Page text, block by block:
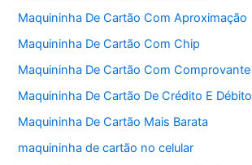
Maquininha De Cartão Com Aproximação
Maquininha De Cartão Com Chip
Maquininha De Cartão Com Comprovante
Maquininha De Cartão De Crédito E Débito
Maquininha De Cartão Mais Barata
maquininha de cartão no celular